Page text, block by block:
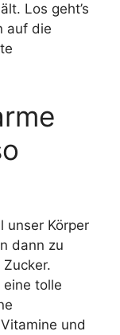
Los geht’s
auf die
unser Körper
dann zu
eine tolle
und